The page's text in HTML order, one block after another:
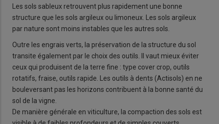
Les sols sableux retrouvent plus rapidement une bonne
structure que les sols argileux ou limoneux. Les sols argileux
par nature sont moins instables que les autres sols.
Outre les engrais verts, la préservation de la structure du sol
transite également par le choix des outils. Il vaut mieux éviter
ceux qui produisent de la terre fine : type cover crop, outils
rotatifs, fraise, outils rapide. Les outils à dents (Actisols) en ne
bouleversant pas les horizons contribuent à la bonne santé du
sol de la vigne.
De manière générale en viticulture, la compaction des sols est